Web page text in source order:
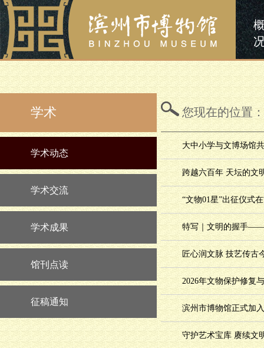
学术
学术动态
学术交流
学术成果
馆刊点读
征稿通知
您现在的位置：
大中小学与文博场馆
跨越六百年 天坛的文
“文物01星”出征仪式
特写｜文明的握手——
匠心润文脉 技艺传
2026年文物保护修复
滨州市博物馆正式加
守护艺术宝库 赓续文